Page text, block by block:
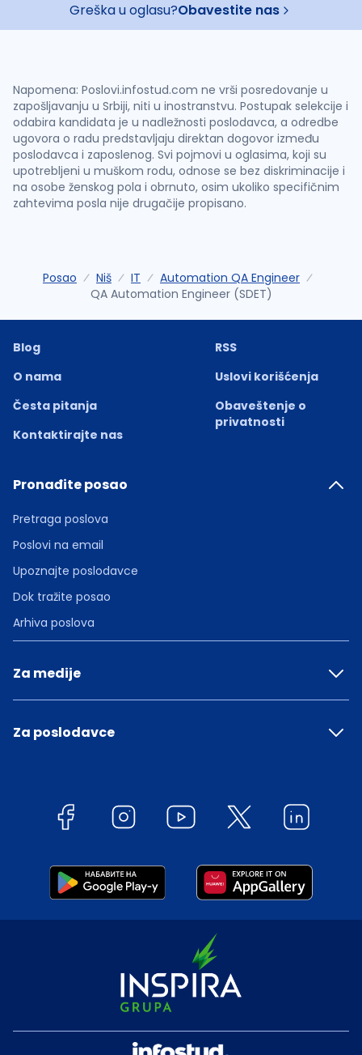
Greška u oglasu?Obavestite nas
Napomena: Poslovi.infostud.com ne vrši posredovanje u
zapošljavanju u Srbiji, niti u inostranstvu. Postupak selekcije i
odabira kandidata je u nadležnosti poslodavca, a odredbe
ugovora o radu predstavljaju direktan dogovor između
poslodavca i zaposlenog. Svi pojmovi u oglasima, koji su
upotrebljeni u muškom rodu, odnose se bez diskriminacije i
na osobe ženskog pola i obrnuto, osim ukoliko specifičnim
zahtevima posla nije drugačije propisano.
Posao Niš IT
Automation QA Engineer
QA Automation Engineer (SDET)
Blog
O nama
Česta pitanja
Kontaktirajte nas
RSS
Uslovi korišćenja
Obaveštenje o
privatnosti
Pronađite posao
Pretraga poslova
Poslovi na email
Upoznajte poslodavce
Dok tražite posao
Arhiva poslova
Za medije
Za poslodavce